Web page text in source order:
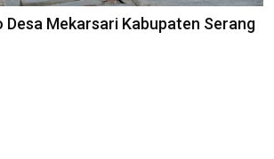
Desa Mekarsari Kabupaten Serang